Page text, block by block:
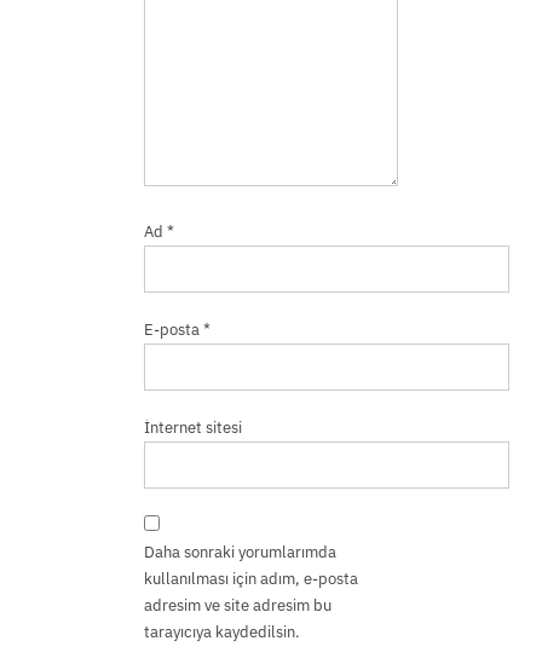
Ad *
E-posta*
İnternet sitesi
Daha sonraki yorumlarımda
kullanılması için adım, e-posta
adresim ve site adresim bu
tarayıcıya kaydedilsin.